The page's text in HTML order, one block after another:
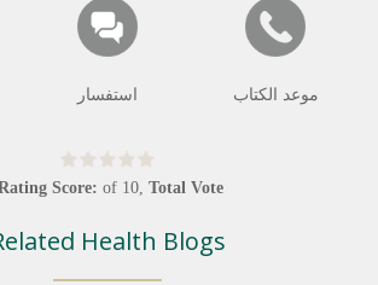
موعد الكتاب استفسار
Score: of 10, Total Vote:
Health Blogs